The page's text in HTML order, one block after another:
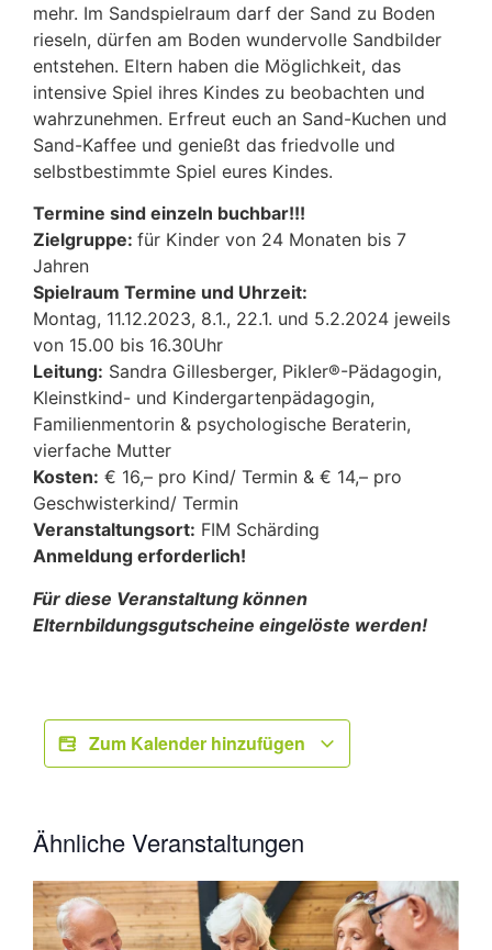
mehr. Im Sandspielraum darf der Sand zu Boden
rieseln, dürfen am Boden wundervolle Sandbilder
entstehen. Eltern haben die Möglichkeit, das
intensive Spiel ihres Kindes zu beobachten und
wahrzunehmen. Erfreut euch an Sand-Kuchen und
Sand-Kaffee und genießt das friedvolle und
selbstbestimmte Spiel eures Kindes.
Termine sind einzeln buchbar!!!
Zielgruppe: für Kinder von 24 Monaten bis 7
Jahren
Spielraum Termine und Uhrzeit:
Montag, 11.12.2023, 8.1., 22.1. und 5.2.2024 jeweils
von 15.00 bis 16.30Uhr
Leitung: Sandra Gillesberger, Pikler®-Pädagogin,
Kleinstkind- und Kindergartenpädagogin,
Familienmentorin & psychologische Beraterin,
vierfache Mutter
Kosten: € 16,– pro Kind/ Termin & € 14,– pro
Geschwisterkind/ Termin
Veranstaltungsort: FIM Schärding
Anmeldung erforderlich!
Für diese Veranstaltung können
Elternbildungsgutscheine eingelöste werden!
Zum Kalender hinzufügen
Ähnliche Veranstaltungen